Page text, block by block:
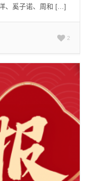
、奚子诺、周和 […]
2